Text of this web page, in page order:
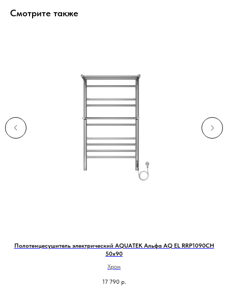
Смотрите также
Полотенцесушитель электрический AQUATEK Альфа AQ EL RRP1090CH
50х90
Хром
17 790 р.